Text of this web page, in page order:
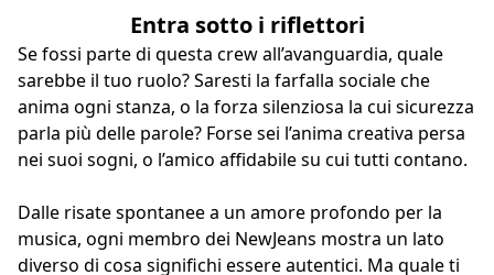
Entra sotto i riflettori
Se fossi parte di questa crew all’avanguardia, quale
sarebbe il tuo ruolo? Saresti la farfalla sociale che
anima ogni stanza, o la forza silenziosa la cui sicurezza
parla più delle parole? Forse sei l’anima creativa persa
nei suoi sogni, o l’amico affidabile su cui tutti contano.
Dalle risate spontanee a un amore profondo per la
musica, ogni membro dei NewJeans mostra un lato
diverso di cosa significhi essere autentici. Ma quale ti